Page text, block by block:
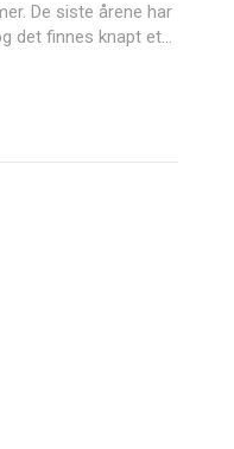
har
det finnes knapt et...